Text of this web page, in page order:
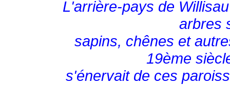
L'arrière-pays de
arbres
sapins, chênes et
19ème
s'énervait de ces